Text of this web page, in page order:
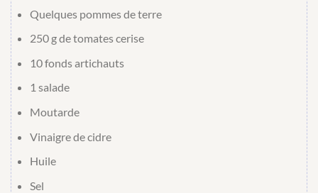
Quelques pommes de terre
250 gdetomates cerise
10fonds artichauts
1 salade
Moutarde
Vinaigre de cidre
Huile
Sel